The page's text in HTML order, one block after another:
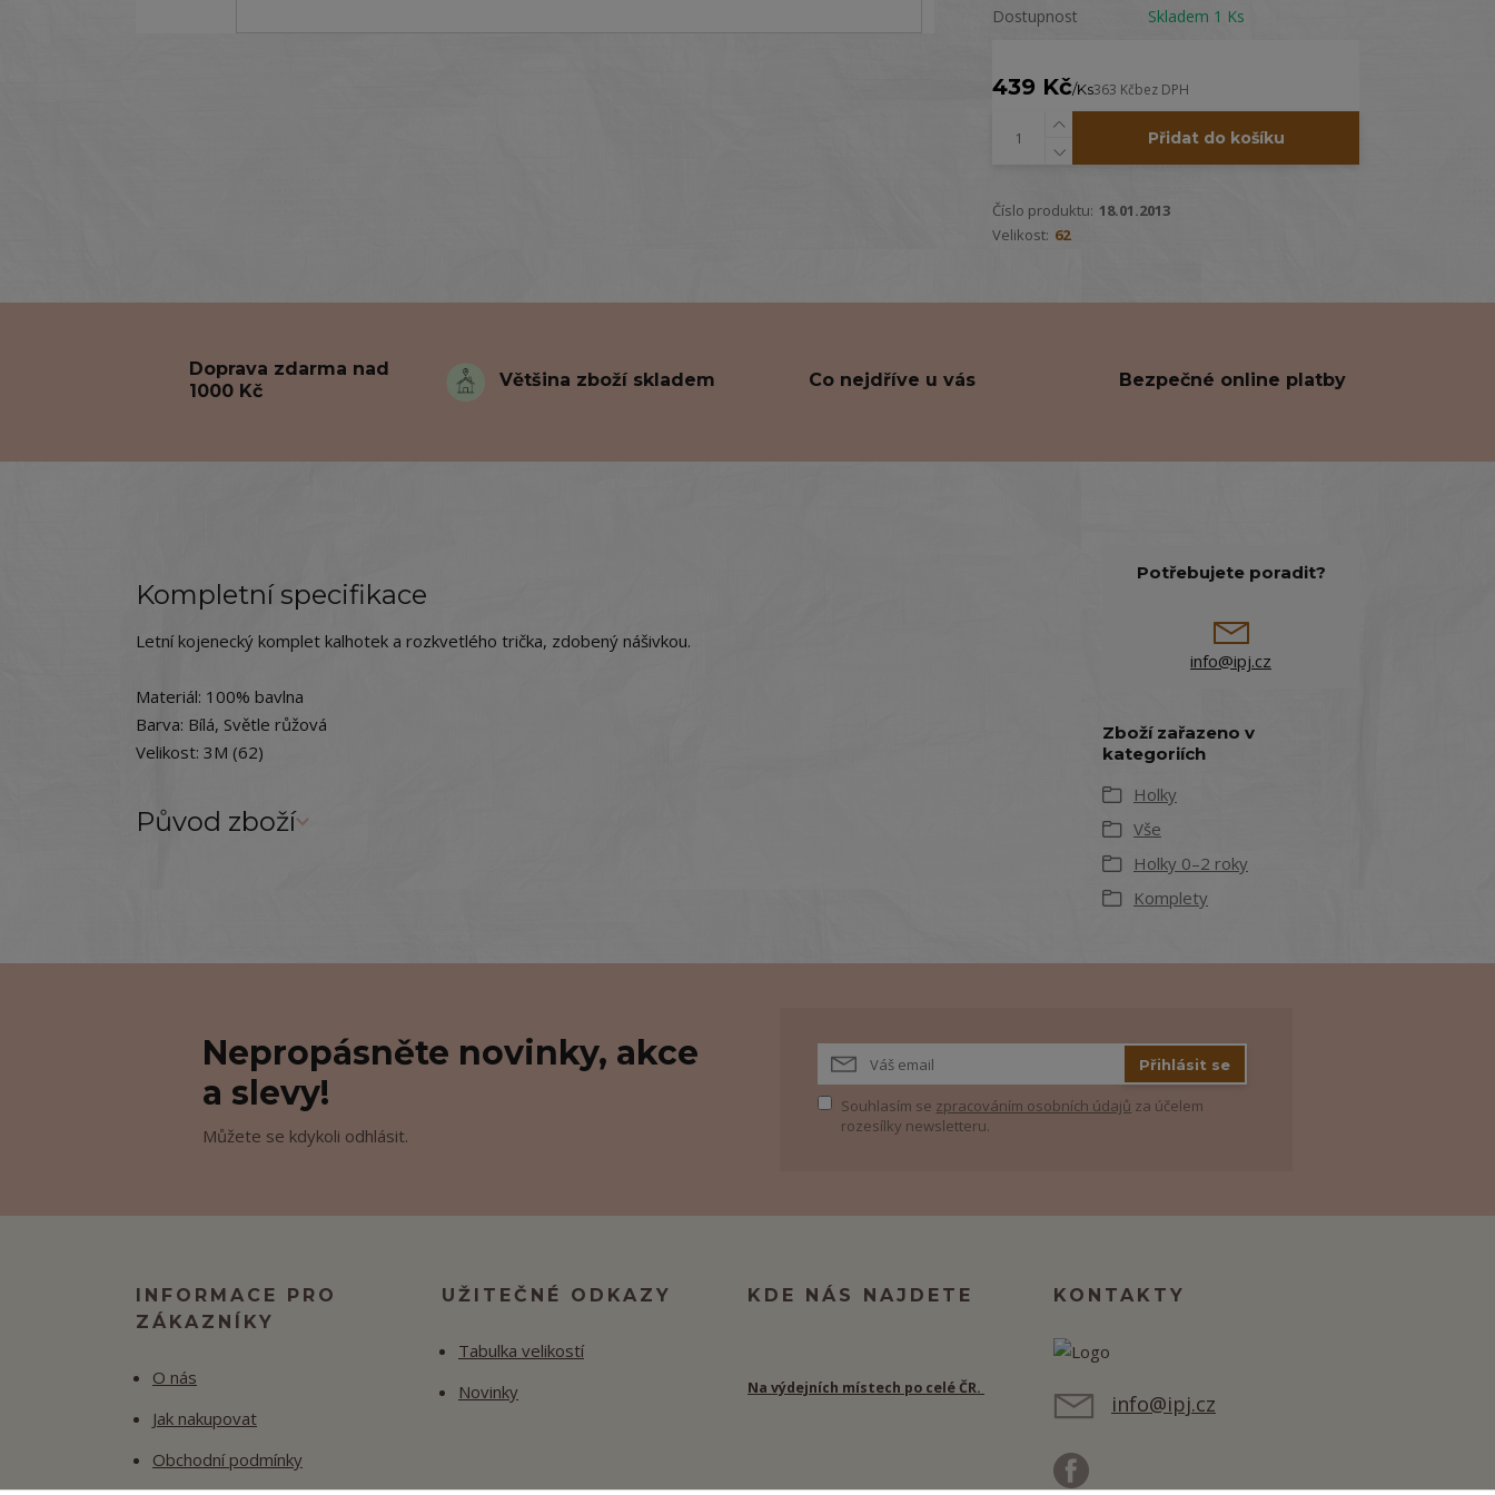
Dostupnost Skladem 1 Ks
439 Kč/Ks363 Kčbez DPH
Přidat do košíku
Číslo produktu: 18.01.2013
Velikost: 62
Doprava zdarma nad
1000 Kč
Většina zboží skladem Co nejdříve u vás Bezpečné online platby
Kompletní specifikace
Letní kojenecký komplet kalhotek a rozkvetlého trička, zdobený nášivkou.
Materiál: 100% bavlna
Barva: Bílá, Světle růžová
Velikost: 3M (62)
Původ zboží
Potřebujete poradit?
info@ipj.cz
Zboží zařazeno v
kategoriích
Holky
Vše
Holky 0–2 roky
Komplety
Nepropásněte novinky, akce
a slevy!
Můžete se kdykoli odhlásit.
Přihlásit se
Souhlasím se zpracováním osobních údajů za účelem
rozesílky newsletteru.
INFORMACE PRO
ZÁKAZNÍKY
O nás
Jak nakupovat
Obchodní podmínky
UŽITEČNÉ ODKAZY
Tabulka velikostí
Novinky
KDE NÁS NAJDETE
Na výdejních místech po celé ČR.
KONTAKTY
info@ipj.cz